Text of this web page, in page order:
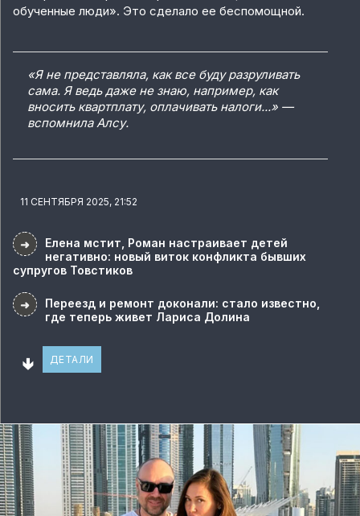
обученные люди». Это сделало ее беспомощной.
«Я не представляла, как все буду разруливать
сама. Я ведь даже не знаю, например, как
вносить квартплату, оплачивать налоги...» —
вспомнила Алсу.
11 СЕНТЯБРЯ 2025, 21:52
➜
Елена мстит, Роман настраивает детей
негативно: новый виток конфликта бывших
супругов Товстиков
➜
Переезд и ремонт доконали: стало известно,
где теперь живет Лариса Долина
🢃 ДЕТАЛИ